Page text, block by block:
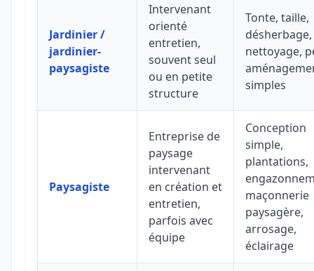
Jardinier /
jardinier-
paysagiste
Intervenant
orienté
entretien,
souvent seul
ou en petite
structure
Tonte, taille,
désherbage,
nettoyage,
simples
Paysagiste
Entreprise de
paysage
intervenant
en création et
entretien,
parfois avec
équipe
Conception
simple,
plantations,
maçonnerie
paysagère,
arrosage,
éclairage